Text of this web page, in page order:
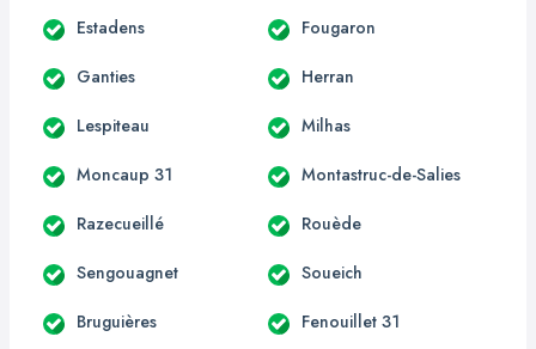
Estadens Fougaron
Ganties Herran
Lespiteau Milhas
Moncaup 31 Montastruc-de-Salies
Razecueillé Rouède
Sengouagnet Soueich
Bruguières Fenouillet 31